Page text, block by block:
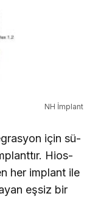
NH İmplant
için sü­
Hios­
her implant ile
eşsiz bir